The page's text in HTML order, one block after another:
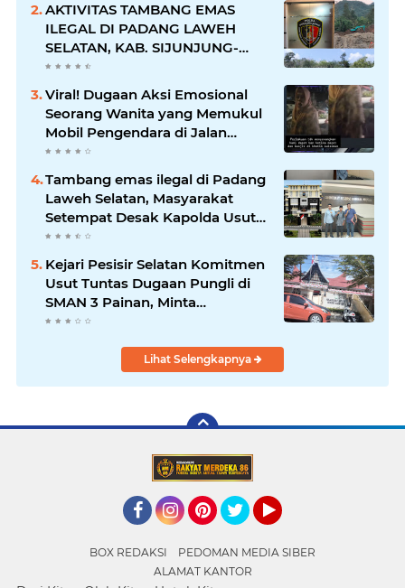
AKTIVITAS TAMBANG EMAS
ILEGAL DI PADANG LAWEH
SELATAN, KAB. SIJUNJUNG-
SUMBAR SEMAKIN
MERAJALELA
Viral! Dugaan Aksi Emosional
Seorang Wanita yang Memukul
Mobil Pengendara di Jalan
Khatib Sulaiman
Tambang emas ilegal di Padang
Laweh Selatan, Masyarakat
Setempat Desak Kapolda Usut
Tuntas
Kejari Pesisir Selatan Komitmen
Usut Tuntas Dugaan Pungli di
SMAN 3 Painan, Minta
Inspektorat Sumbar Lakukan
Lihat Selengkapnya
BOX REDAKSI
PEDOMAN MEDIA SIBER
ALAMAT KANTOR